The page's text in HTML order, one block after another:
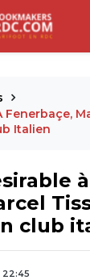
Fenerbaçe,
Italien
à
club
22:45